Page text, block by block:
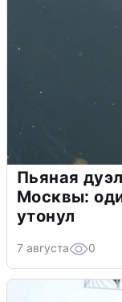
Пьяная
Москвы:
утонул
7 августа 0